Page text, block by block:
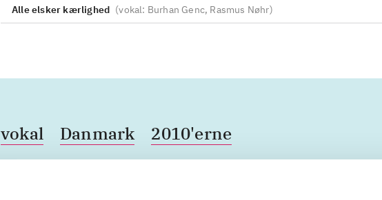
Alle elsker kærlighed (vokal: Burhan Genc, Rasmus Nøhr)
vokal Danmark 2010'erne